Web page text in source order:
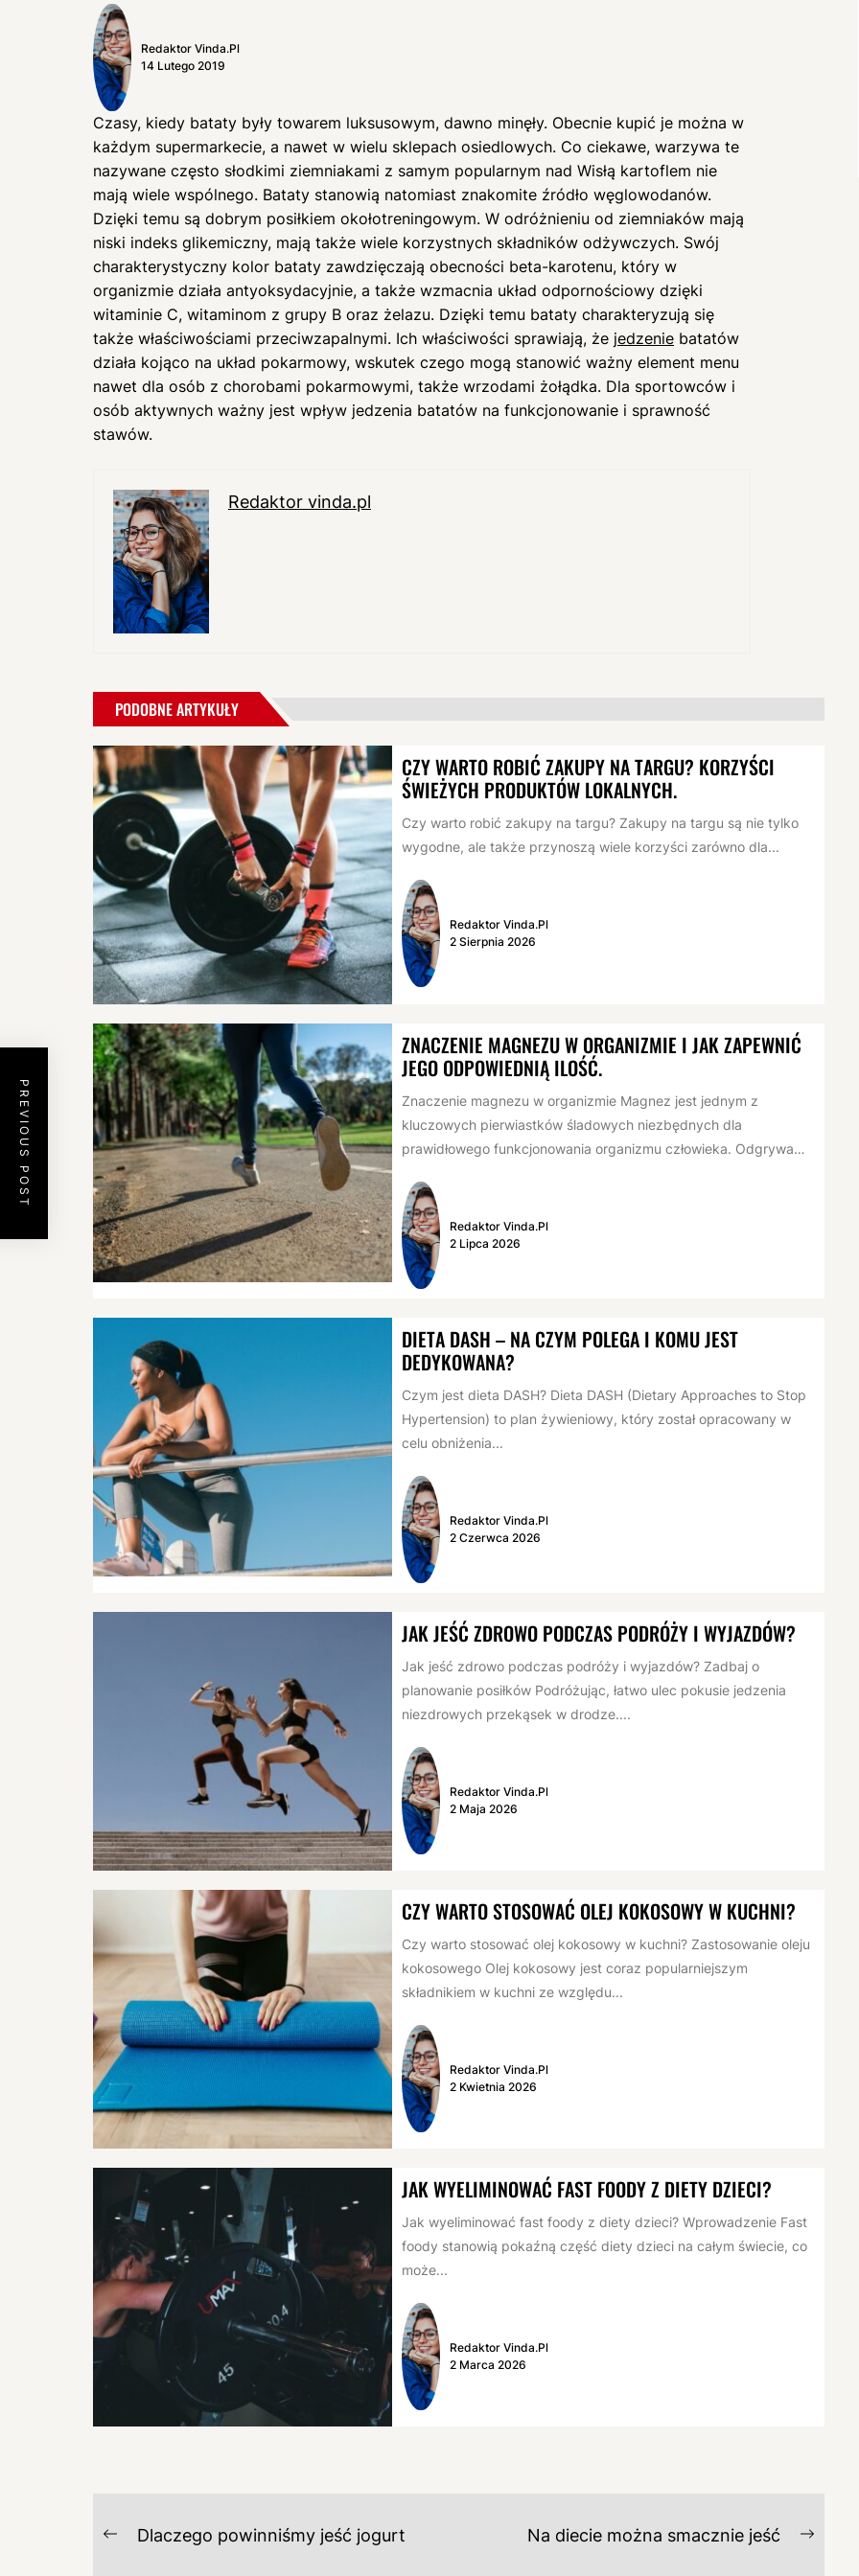
Redaktor Vinda.pl
14 Lutego 2019
Czasy, kiedy bataty były towarem luksusowym, dawno minęły. Obecnie kupić je można w
każdym supermarkecie, a nawet w wielu sklepach osiedlowych. Co ciekawe, warzywa te
nazywane często słodkimi ziemniakami z samym popularnym nad Wisłą kartoflem nie
mają wiele wspólnego. Bataty stanowią natomiast znakomite źródło węglowodanów.
Dzięki temu są dobrym posiłkiem okołotreningowym. W odróżnieniu od ziemniaków mają
niski indeks glikemiczny, mają także wiele korzystnych składników odżywczych. Swój
charakterystyczny kolor bataty zawdzięczają obecności beta-karotenu, który w
organizmie działa antyoksydacyjnie, a także wzmacnia układ odpornościowy dzięki
witaminie C, witaminom z grupy B oraz żelazu. Dzięki temu bataty charakteryzują się
także właściwościami przeciwzapalnymi. Ich właściwości sprawiają, że jedzenie batatów
działa kojąco na układ pokarmowy, wskutek czego mogą stanowić ważny element menu
nawet dla osób z chorobami pokarmowymi, także wrzodami żołądka. Dla sportowców i
osób aktywnych ważny jest wpływ jedzenia batatów na funkcjonowanie i sprawność
stawów.
Redaktor vinda.pl
PREVIOUS POST
PODOBNE ARTYKUŁY
CZY WARTO ROBIĆ ZAKUPY NA TARGU? KORZYŚCI
ŚWIEŻYCH PRODUKTÓW LOKALNYCH.
Czy warto robić zakupy na targu? Zakupy na targu są nie tylko
wygodne, ale także przynoszą wiele korzyści zarówno dla...
Redaktor Vinda.pl
2 Sierpnia 2026
ZNACZENIE MAGNEZU W ORGANIZMIE I JAK ZAPEWNIĆ
JEGO ODPOWIEDNIĄ ILOŚĆ.
Znaczenie magnezu w organizmie Magnez jest jednym z
kluczowych pierwiastków śladowych niezbędnych dla
prawidłowego funkcjonowania organizmu człowieka. Odgrywa
Redaktor Vinda.pl
2 Lipca 2026
DIETA DASH – NA CZYM POLEGA I KOMU JEST
DEDYKOWANA?
Czym jest dieta DASH? Dieta DASH (Dietary Approaches to Stop
Hypertension) to plan żywieniowy, który został opracowany w
celu obniżenia...
Redaktor Vinda.pl
2 Czerwca 2026
JAK JEŚĆ ZDROWO PODCZAS PODRÓŻY I WYJAZDÓW?
Jak jeść zdrowo podczas podróży i wyjazdów? Zadbaj o
planowanie posiłków Podróżując, łatwo ulec pokusie jedzenia
niezdrowych przekąsek w drodze....
Redaktor Vinda.pl
2 Maja 2026
CZY WARTO STOSOWAĆ OLEJ KOKOSOWY W KUCHNI?
Czy warto stosować olej kokosowy w kuchni? Zastosowanie oleju
kokosowego Olej kokosowy jest coraz popularniejszym
składnikiem w kuchni ze względu...
Redaktor Vinda.pl
2 Kwietnia 2026
JAK WYELIMINOWAĆ FAST FOODY Z DIETY DZIECI?
Jak wyeliminować fast foody z diety dzieci? Wprowadzenie Fast
foody stanowią pokaźną część diety dzieci na całym świecie, co
może...
Redaktor Vinda.pl
2 Marca 2026
NAWIGACJA
Previous
Dlaczego powinniśmy jeść jogurt Na diecie można smacznie jeść